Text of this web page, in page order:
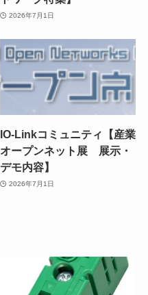
2026年7月1日
IO-Linkコミュニティ【産業
オープンネット展 展示・
デモ内容】
2026年7月1日